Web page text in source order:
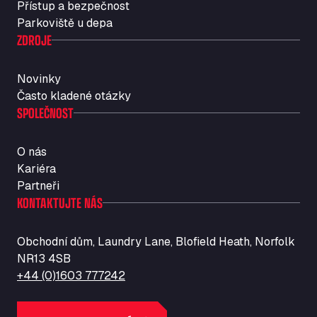
Str. Vigentina, 205 km 5+380, 27010
Autotransit Amann
Auf dem Dreisch 8, 34346
Vasilikos Intersection E90, 46 100
AW Jenkinson Runcorn Truck Parking
Ashville Way, WA7 3EZ
M6 J40, Penrith Industrial Estate, CA11 9EH
Backline Logistics Limited
Hill Barton Business park, EX5 1DR
Ballestas Flores
Ballinluig Services
Ballinluig, PH9 0LG
Bapaume Truck House A1
ZI de la Vallée du Bois EST, 62450
Přístup a bezpečnost
Parkoviště u depa
ZDROJE
Novinky
Často kladené otázky
SPOLEČNOST
O nás
Kariéra
Partneři
KONTAKTUJTE NÁS
Obchodní dům, Laundry Lane, Blofield Heath, Norfolk
NR13 4SB
+44 (0)1603 777242